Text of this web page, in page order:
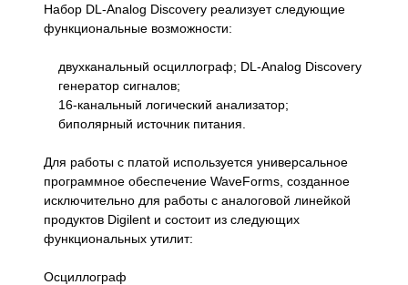
Набор DL-Analog Discovery реализует следующие
функциональные возможности:
двухканальный осциллограф; DL-Analog Discovery
генератор сигналов;
16-канальный логический анализатор;
биполярный источник питания.
Для работы с платой используется универсальное
программное обеспечение WaveForms, созданное
исключительно для работы с аналоговой линейкой
продуктов Digilent и состоит из следующих
функциональных утилит:
Осциллограф